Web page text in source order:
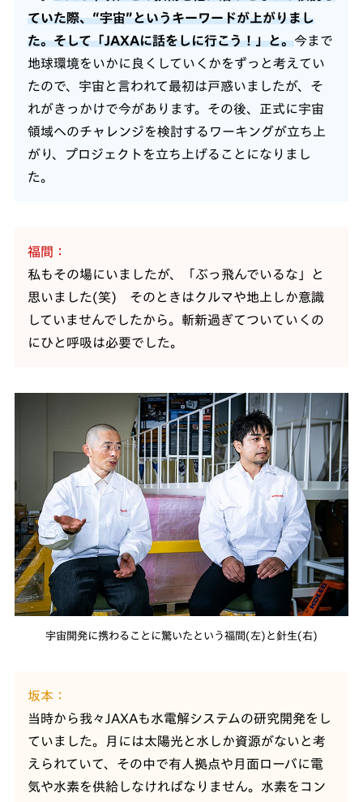
ていた際、“宇宙”というキーワードが上がりまし
た。そして「JAXAに話をしに行こう！」と。今まで
地球環境をいかに良くしていくかをずっと考えてい
たので、宇宙と言われて最初は戸惑いましたが、そ
れがきっかけで今があります。その後、正式に宇宙
領域へのチャレンジを検討するワーキングが立ち上
がり、プロジェクトを立ち上げることになりまし
た。
福間
私もその場にいましたが、「ぶっ飛んでいるな」と
思いました(笑) そのときはクルマや地上しか意識
していませんでしたから。斬新過ぎてついていくの
にひと呼吸は必要でした。
宇宙開発に携わることに驚いたという福間(左)と針生(右)
坂本
当時から我々JAXAも水電解システムの研究開発をし
ていました。月には太陽光と水しか資源がないと考
えられていて、その中で有人拠点や月面ローバに電
気や水素を供給しなければなりません。水素をコン